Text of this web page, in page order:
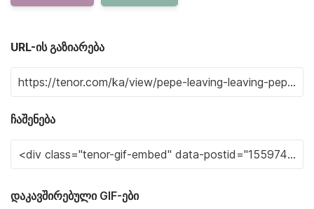
URL-ის გაზიარება
ჩაშენება
დაკავშირებული GIF-ები